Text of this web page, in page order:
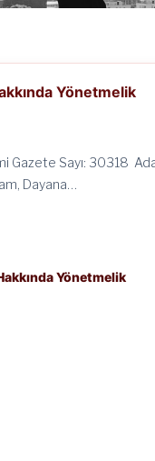
Yönetmelik
Gazete Sayı: 30318
Dayana…
Yönetmelik